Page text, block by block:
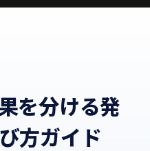
を分ける発
方ガイド